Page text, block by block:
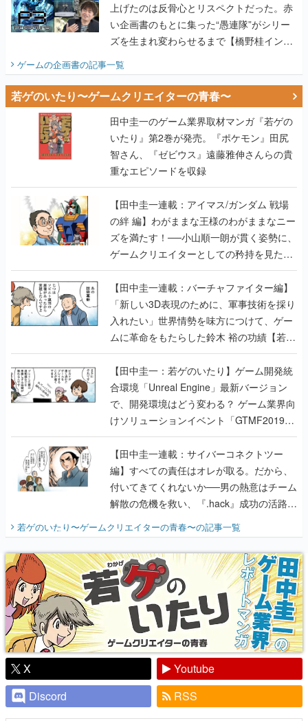
上げたのは反骨心とリスペクトだった。赤
い企画書のもとに集った“愚連隊”がシリー
ズを生まれ変わらせるまで【橋野桂インタ
ビュー】
ゲームの企画書の記事一覧
若ゲのいたり〜ゲームクリエイターの青春〜
田中圭一のゲーム業界取材マンガ『若ゲの
いたり』第2巻が発売。『ポケモン』田尻
智さん、『ゼビウス』遠藤雅伸さんらの貴
重なエピソードを収録
【田中圭一連載：アイマス/ガンダム 戦場
の絆 編】わがままな王様のわがままなニー
ズを満たす！──小山順一朗が貫く姿勢に、
ゲームクリエイターとしての矜持を見た
【若ゲのいたり最終回】
【田中圭一連載：バーチャファイター編】
「新しい3D表現のために、軍事技術を採り
入れたい」世界情勢を味方につけて、ゲー
ムに革命をもたらした鈴木 裕の功績【若ゲ
のいたり】
【田中圭一：若ゲのいたり】ゲーム開発統
合環境「Unreal Engine」最新バージョン
で、開発環境はどう変わる？ ゲーム業界向
けソリューションイベント「GTMF2019」
に行って、より理解を深めよう【PR】
【田中圭一連載：サイバーコネクトツー
編】すべての責任はオレが取る。だから、
付いてきてくれないか──男の熱意はチーム
解散の危機を救い、『.hack』成功の活路を
開く。業界の快男児・松山 洋に流れる血は
『少年ジャンプ』色だった【若ゲのいた
り】
若ゲのいたり〜ゲームクリエイターの青春〜の記事一覧
X
Youtube
Discord
RSS